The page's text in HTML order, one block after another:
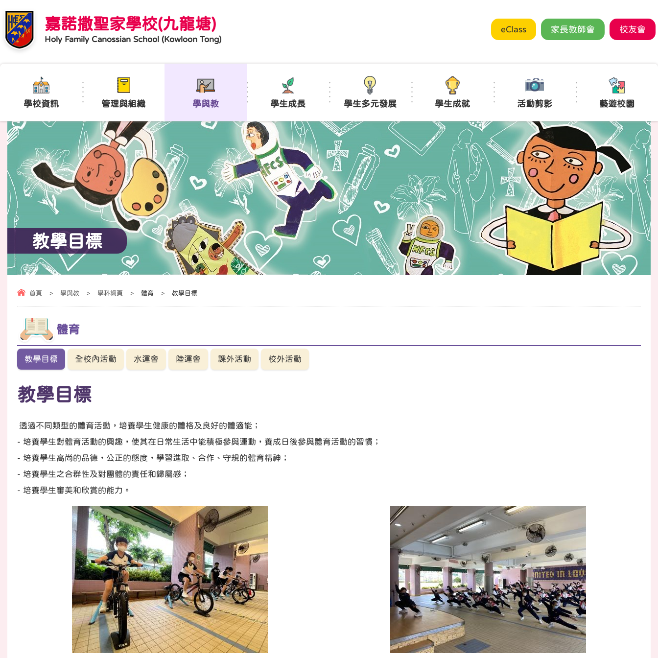
嘉諾撒聖家學校(九龍塘)
Holy Family Canossian School (Kowloon Tong)
eClass 家長教師會 校友會
學校資訊 管理與組織 學與教 學生成長 學生多元發展 學生成就 活動剪影 藝遊校園
教學目標
首頁 > 學與教 > 學科網頁 > 體育 > 教學目標
體育
教學目標 全校內活動 水運會 陸運會 課外活動 校外活動
教學目標
透過不同類型的體育活動，培養學生健康的體格及良好的體適能；
- 培養學生對體育活動的興趣，使其在日常生活中能積極參與運動，養成日後參與體育活動的習慣；
- 培養學生高尚的品德，公正的態度，學習進取、合作、守規的體育精神；
- 培養學生之合群性及對團體的責任和歸屬感；
- 培養學生審美和欣賞的能力。